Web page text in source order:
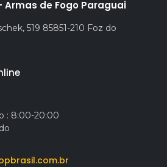
Armas de Fogo Paraguai
519 85851-210 Foz do
: 8:00-20:00